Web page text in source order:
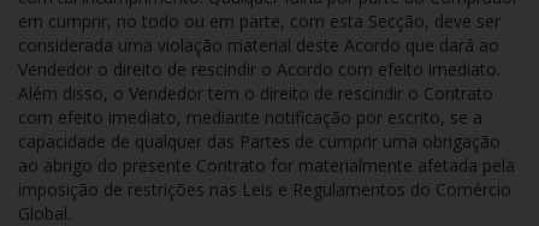
em cumprir, no todo ou em parte, com esta Secção, deve ser
considerada uma violação material deste Acordo que dará ao
Vendedor o direito de rescindir o Acordo com efeito imediato.
Além disso, o Vendedor tem o direito de rescindir o Contrato
com efeito imediato, mediante notificação por escrito, se a
capacidade de qualquer das Partes de cumprir uma obrigação
ao abrigo do presente Contrato for materialmente afetada pela
imposição de restrições nas Leis e Regulamentos do Comércio
Global.